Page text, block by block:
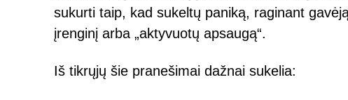
sukurti taip, kad sukeltų paniką, raginant
įrenginį arba „aktyvuotų apsaugą“.
Iš tikrųjų šie pranešimai dažnai sukelia: